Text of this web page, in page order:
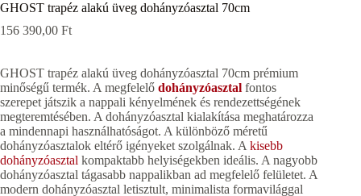
GHOST trapéz alakú üveg dohányzóasztal 70cm
156 390,00 Ft
GHOST trapéz alakú üveg dohányzóasztal 70cm prémium
minőségű termék. A megfelelő dohányzóasztal fontos
szerepet játszik a nappali kényelmének és rendezettségének
megteremtésében. A dohányzóasztal kialakítása meghatározza
a mindennapi használhatóságot. A különböző méretű
dohányzóasztalok eltérő igényeket szolgálnak. A kisebb
dohányzóasztal kompaktabb helyiségekben ideális. A nagyobb
dohányzóasztal tágasabb nappalikban ad megfelelő felületet. A
modern dohányzóasztal letisztult, minimalista formavilággal